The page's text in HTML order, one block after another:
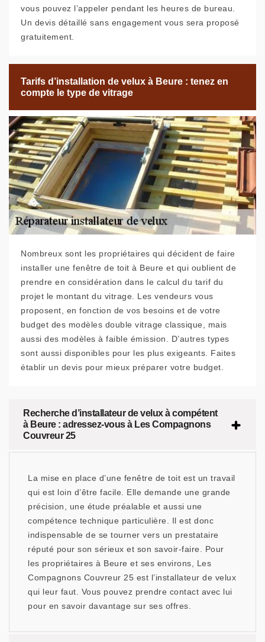
vous pouvez l’appeler pendant les heures de bureau.
Un devis détaillé sans engagement vous sera proposé
gratuitement.
Tarifs d’installation de velux à Beure : tenez en
compte le type de vitrage
Nombreux sont les propriétaires qui décident de faire
installer une fenêtre de toit à Beure et qui oublient de
prendre en considération dans le calcul du tarif du
projet le montant du vitrage. Les vendeurs vous
proposent, en fonction de vos besoins et de votre
budget des modèles double vitrage classique, mais
aussi des modèles à faible émission. D’autres types
sont aussi disponibles pour les plus exigeants. Faites
établir un devis pour mieux préparer votre budget.
Recherche d’installateur de velux à compétent
à Beure : adressez-vous à Les Compagnons
Couvreur 25
La mise en place d’une fenêtre de toit est un travail
qui est loin d’être facile. Elle demande une grande
précision, une étude préalable et aussi une
compétence technique particulière. Il est donc
indispensable de se tourner vers un prestataire
réputé pour son sérieux et son savoir-faire. Pour
les propriétaires à Beure et ses environs, Les
Compagnons Couvreur 25 est l’installateur de velux
qui leur faut. Vous pouvez prendre contact avec lui
pour en savoir davantage sur ses offres.